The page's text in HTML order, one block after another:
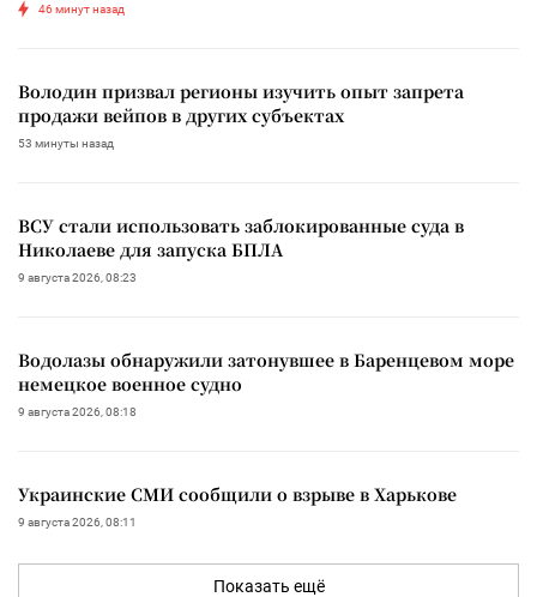
46 минут назад
Володин призвал регионы изучить опыт запрета
продажи вейпов в других субъектах
53 минуты назад
ВСУ стали использовать заблокированные суда в
Николаеве для запуска БПЛА
9 августа 2026, 08:23
Водолазы обнаружили затонувшее в Баренцевом море
немецкое военное судно
9 августа 2026, 08:18
Украинские СМИ сообщили о взрыве в Харькове
9 августа 2026, 08:11
Показать ещё